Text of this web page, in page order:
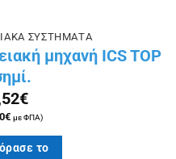
ΣΥΣΤΗΜΑΤΑ
μηχανή ICS TOP
€
€ με ΦΠΑ)
το